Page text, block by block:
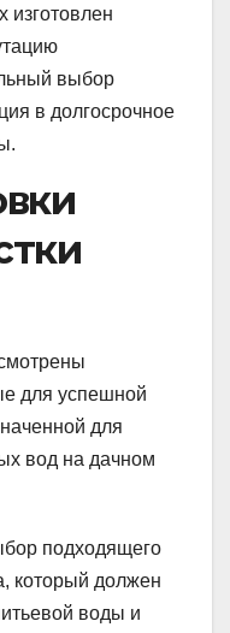
изготовлен
выбор
в долгосрочное
для успешной
для
вод на дачном
подходящего
который должен
воды и